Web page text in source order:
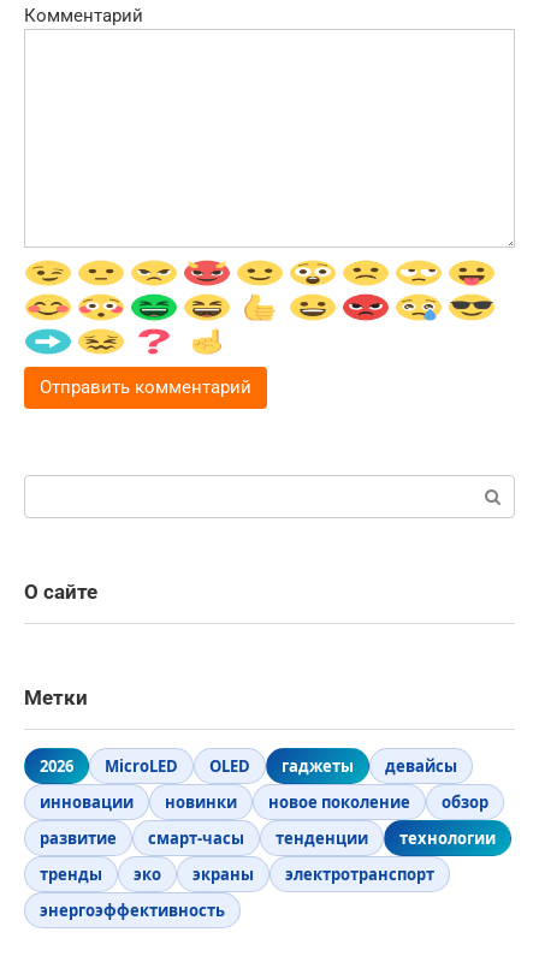
Комментарий
О сайте
Метки
2026 MicroLED OLED гаджеты
девайсы
инновации
новинки новое поколение
обзор
развитие
смарт-часы тенденции
технологии
тренды
эко экраны
электротранспорт
энергоэффективность